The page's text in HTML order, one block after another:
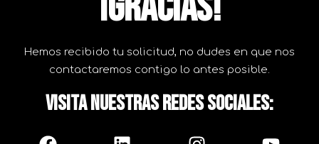
Hemos recibido tu solicitud, no dudes en que nos
contactaremos contigo lo antes posible.
Visita nuestras redes sociales: